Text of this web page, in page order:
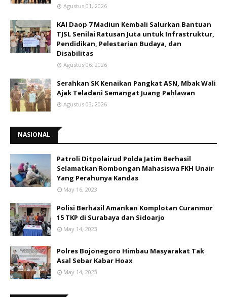
Agustus 01, 2026
KAI Daop 7 Madiun Kembali Salurkan Bantuan
TJSL Senilai Ratusan Juta untuk Infrastruktur,
Pendidikan, Pelestarian Budaya, dan
Disabilitas
Agustus 06, 2026
Serahkan SK Kenaikan Pangkat ASN, Mbak Wali
Ajak Teladani Semangat Juang Pahlawan
Agustus 03, 2026
NASIONAL
Patroli Ditpolairud Polda Jatim Berhasil
Selamatkan Rombongan Mahasiswa FKH Unair
Yang Perahunya Kandas
May 16, 2023
Polisi Berhasil Amankan Komplotan Curanmor
15 TKP di Surabaya dan Sidoarjo
May 14, 2023
Polres Bojonegoro Himbau Masyarakat Tak
Asal Sebar Kabar Hoax
May 14, 2023